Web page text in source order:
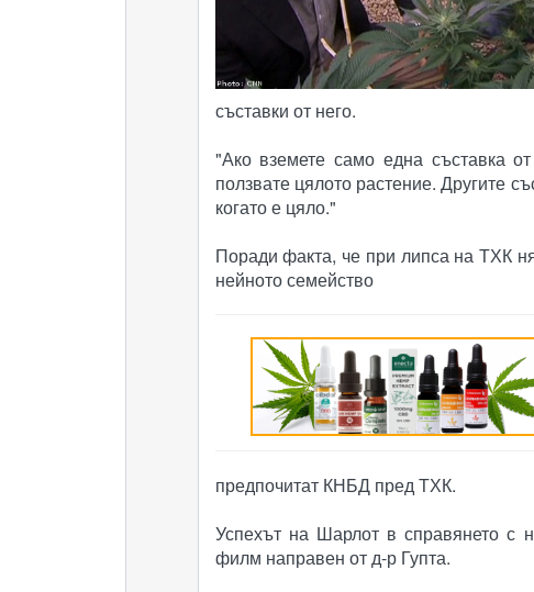
съставки от него.
"Ако вземете само една съставка
ползвате цялото растение. Другите
когато е цяло."
Поради факта, че при липса на ТХК
нейното семейство
предпочитат КНБД пред ТХК.
Успехът на Шарлот в справянето с
филм направен от д-р Гупта.